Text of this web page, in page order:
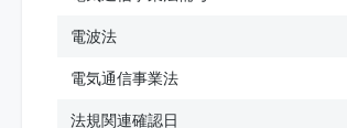
電波法
電気通信事業法
法規関連確認日